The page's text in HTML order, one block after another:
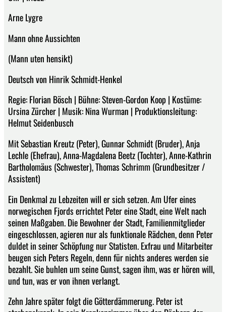
Arne Lygre
Mann ohne Aussichten
(Mann uten hensikt)
Deutsch von Hinrik Schmidt-Henkel
Regie: Florian Bösch | Bühne: Steven-Gordon Koop | Kostüme:
Ursina Zürcher | Musik: Nina Wurman | Produktionsleitung:
Helmut Seidenbusch
Mit Sebastian Kreutz (Peter), Gunnar Schmidt (Bruder), Anja
Lechle (Ehefrau), Anna-Magdalena Beetz (Tochter), Anne-Kathrin
Bartholomäus (Schwester), Thomas Schrimm (Grundbesitzer /
Assistent)
Ein Denkmal zu Lebzeiten will er sich setzen. Am Ufer eines
norwegischen Fjords errichtet Peter eine Stadt, eine Welt nach
seinen Maßgaben. Die Bewohner der Stadt, Familienmitglieder
eingeschlossen, agieren nur als funktionale Rädchen, denn Peter
duldet in seiner Schöpfung nur Statisten. Exfrau und Mitarbeiter
beugen sich Peters Regeln, denn für nichts anderes werden sie
bezahlt. Sie buhlen um seine Gunst, sagen ihm, was er hören will,
und tun, was er von ihnen verlangt.
Zehn Jahre später folgt die Götterdämmerung. Peter ist